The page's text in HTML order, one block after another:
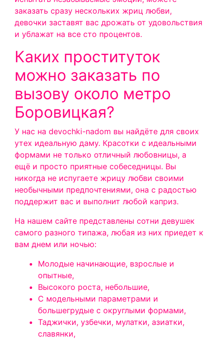
заказать сразу нескольких жриц любви,
девочки заставят вас дрожать от удовольствия
и ублажат на все сто процентов.
Каких проституток
можно заказать по
вызову около метро
Боровицкая?
У нас на devochki-nadom вы найдёте для своих
утех идеальную даму. Красотки с идеальными
формами не только отличный любовницы, а
ещё и просто приятные собеседницы. Вы
никогда не испугаете жрицу любви своими
необычными предпочтениями, она с радостью
поддержит вас и выполнит любой каприз.
На нашем сайте представлены сотни девушек
самого разного типажа, любая из них приедет к
вам днем или ночью:
Молодые начинающие, взрослые и
опытные,
Высокого роста, небольшие,
С модельными параметрами и
большегрудые с округлыми формами,
Таджички, узбечки, мулатки, азиатки,
славянки,